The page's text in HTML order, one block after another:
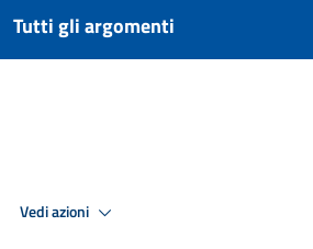
Tutti gli argomenti
Vedi azioni